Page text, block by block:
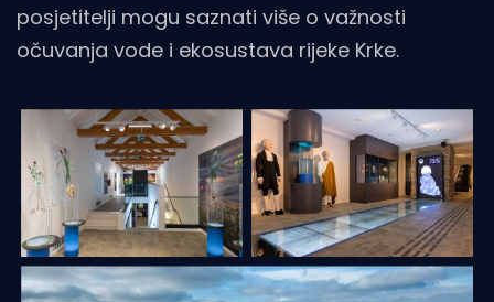
posjetitelji mogu saznati više o važnosti
očuvanja vode i ekosustava rijeke Krke.